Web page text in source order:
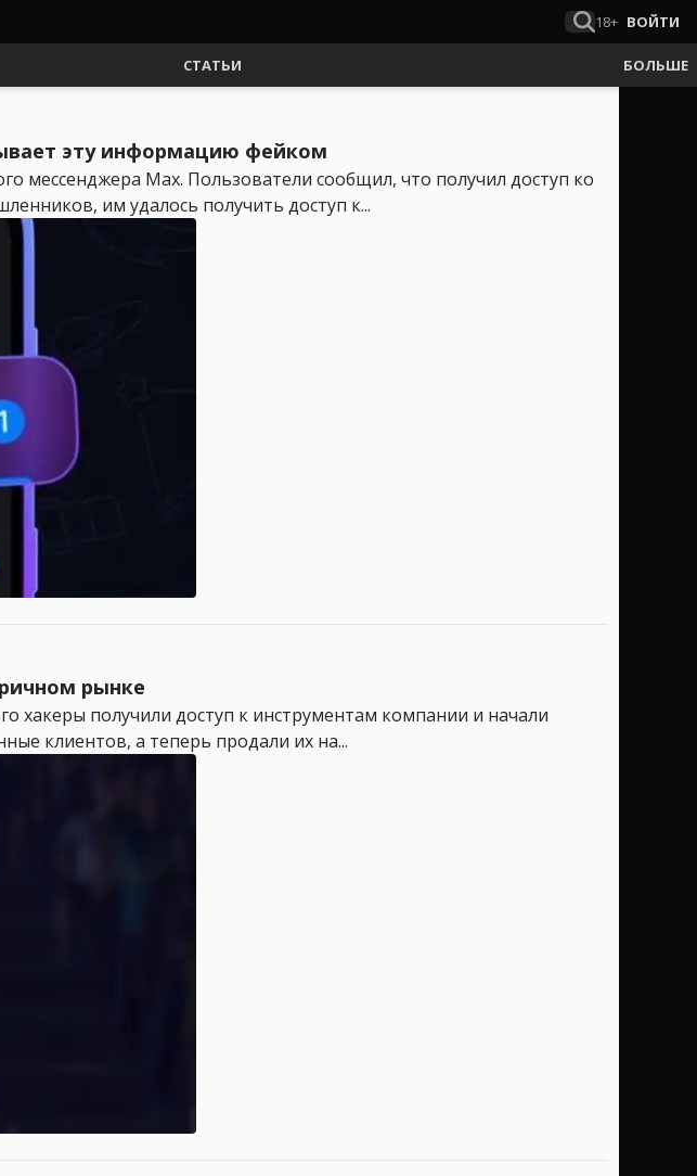
18+ ВОЙТИ
СТАТЬИ БОЛЬШЕ
эту информацию фейком
мессенджера Max. Пользователи сообщил, что получил доступ ко
им удалось получить доступ к...
рынке
хакеры получили доступ к инструментам компании и начали
клиентов, а теперь продали их на...